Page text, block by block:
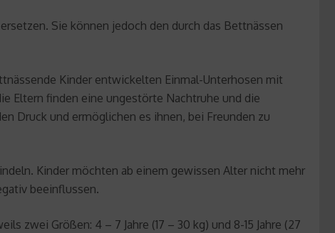
Sie können jedoch den durch das Bettnässen
Kinder entwickelten Einmal-Unterhosen mit
Eltern finden eine ungestörte Nachtruhe und die
Druck und ermöglichen es ihnen, bei Freunden zu
Kinder möchten ab einem gewissen Alter nicht mehr
beeinflussen.
zwei Größen: 4 – 7 Jahre (17 – 30 kg) und 8-15 Jahre (27